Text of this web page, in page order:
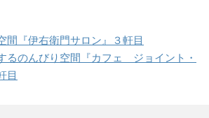
間『伊右衛門サロン』３軒目
るのんびり空間『カフェ ジョイント・
目